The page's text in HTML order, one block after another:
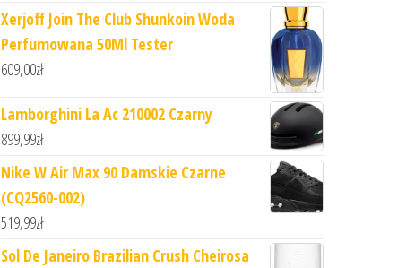
Xerjoff Join The Club Shunkoin Woda
Perfumowana 50Ml Tester
609,00zł
Lamborghini La Ac 210002 Czarny
899,99zł
Nike W Air Max 90 Damskie Czarne
(CQ2560-002)
519,99zł
Sol De Janeiro Brazilian Crush Cheirosa